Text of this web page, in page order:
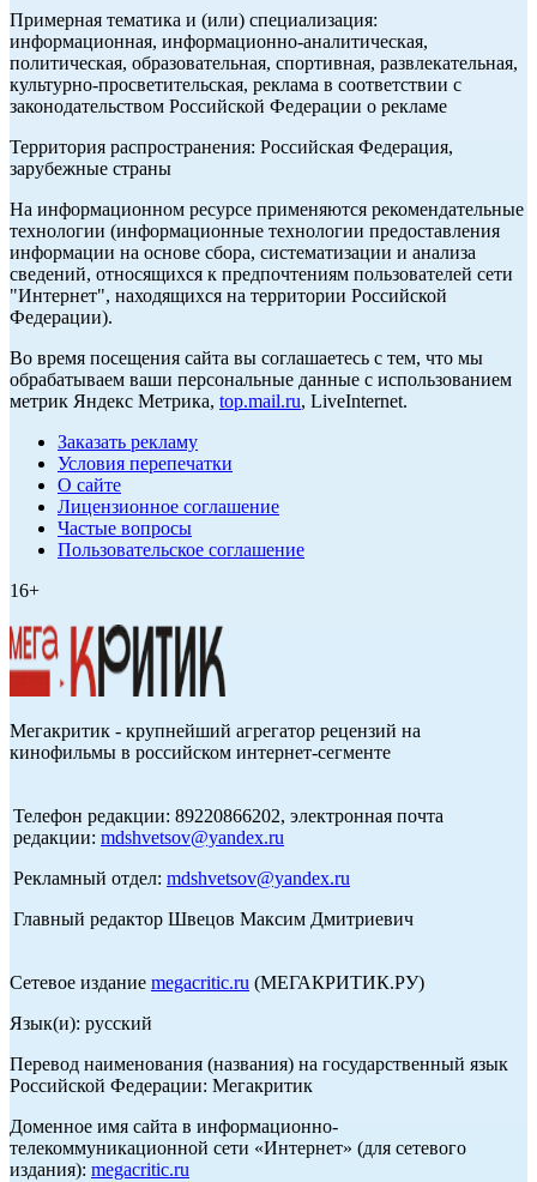
Примерная тематика и (или) специализация:
информационная, информационно-аналитическая,
политическая, образовательная, спортивная, развлекательная,
культурно-просветительская, реклама в соответствии с
законодательством Российской Федерации о рекламе
Территория распространения: Российская Федерация,
зарубежные страны
На информационном ресурсе применяются рекомендательные
технологии (информационные технологии предоставления
информации на основе сбора, систематизации и анализа
сведений, относящихся к предпочтениям пользователей сети
"Интернет", находящихся на территории Российской
Федерации).
Во время посещения сайта вы соглашаетесь с тем, что мы
обрабатываем ваши персональные данные с использованием
метрик Яндекс Метрика, top.mail.ru, LiveInternet.
Заказать рекламу
Условия перепечатки
О сайте
Лицензионное соглашение
Частые вопросы
Пользовательское соглашение
16+
Мегакритик - крупнейший агрегатор рецензий на
кинофильмы в российском интернет-сегменте
Телефон редакции: 89220866202, электронная почта
редакции: mdshvetsov@yandex.ru
Рекламный отдел: mdshvetsov@yandex.ru
Главный редактор Швецов Максим Дмитриевич
Сетевое издание megacritic.ru (МЕГАКРИТИК.РУ)
Язык(и): русский
Перевод наименования (названия) на государственный язык
Российской Федерации: Мегакритик
Доменное имя сайта в информационно-
телекоммуникационной сети «Интернет» (для сетевого
издания): megacritic.ru